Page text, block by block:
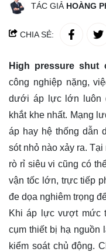
TÁC GIẢ HOÀNG
CHIA SẺ:
High pressure shut
công nghiệp nặng,
dưới áp lực lớn luôn
khắt khe nhất. Mạng
áp hay hệ thống dẫn
sót nhỏ nào xảy ra.
rò rỉ siêu vi cũng có
vận tốc lớn, trực tiếp
đe dọa nghiêm trọng
Khi áp lực vượt mức
cụm thiết bị hạ nguồn
kiểm soát chủ động.